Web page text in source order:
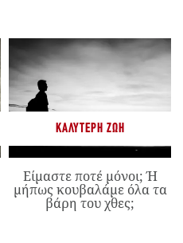
ΚΑΛΎΤΕΡΗ ΖΩΉ
Είμαστε ποτέ μόνοι; Ή
μήπως κουβαλάμε όλα τα
βάρη του χθες;